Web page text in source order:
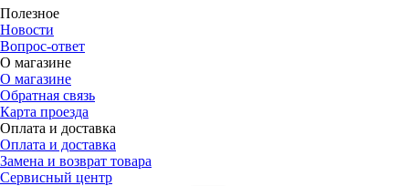
Полезное
Новости
Вопрос-ответ
О магазине
О магазине
Обратная связь
Карта проезда
Оплата и доставка
Оплата и доставка
Замена и возврат товара
Сервисный центр